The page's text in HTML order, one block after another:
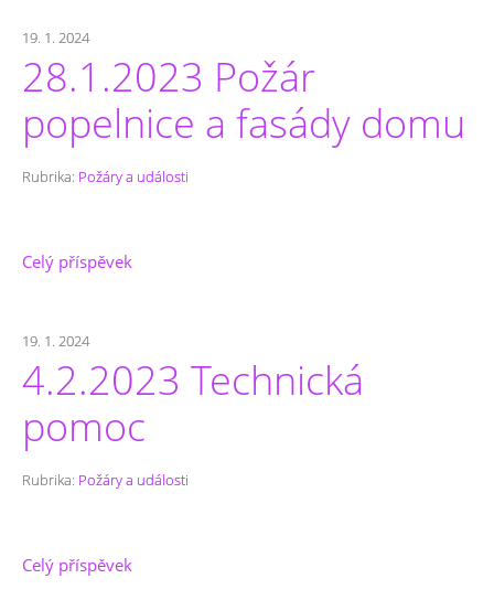
19. 1. 2024
28.1.2023 Požár
popelnice a fasády domu
Rubrika: Požáry a události
Celý příspěvek
19. 1. 2024
4.2.2023 Technická
pomoc
Rubrika: Požáry a události
Celý příspěvek